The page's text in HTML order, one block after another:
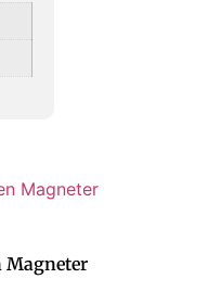
Magneter